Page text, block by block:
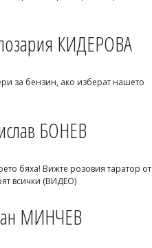
КИДЕРОВА
за бензин, ако изберат нашето
БОНЕВ
бяха! Вижте розовия таратор от
всички (ВИДЕО)
МИНЧЕВ